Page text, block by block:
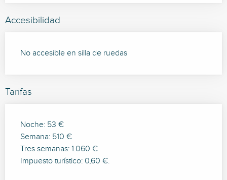
Accesibilidad
No accesible en silla de ruedas
Tarifas
Noche: 53 €
Semana: 510 €
Tres semanas: 1.060 €
Impuesto turístico: 0,60 €.